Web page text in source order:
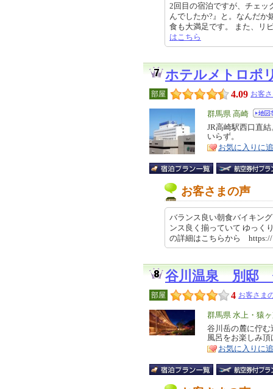
2回目の宿泊ですが、チェッ
んでしたか?』と。なんだか
食も大満足です。 また、
はこちら
ホテルメトロポ
部屋 4.09 お客
エ
リ
ア
群馬県 高崎
特
徴
JR高崎駅西口直
いらず。
お気に入りに
お客さまの声
バランス良い朝食バイキン
ンス良く揃っていて ゆっく
の詳細はこちらから
谷川温泉 別邸
部屋 4 お客さま
エ
リ
ア
群馬県 水上・猿
特
徴
谷川岳の麓に佇
風呂をお楽しみ
お気に入りに